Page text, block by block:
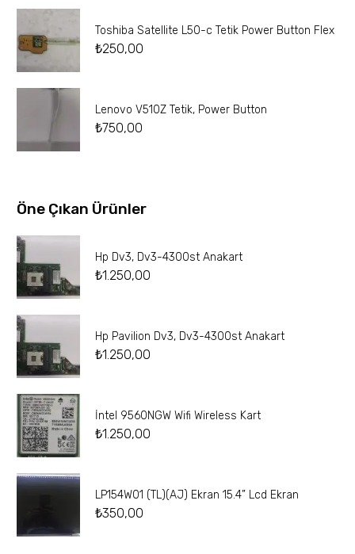
Toshiba Satellite L50-c Tetik Power Button Flex
₺250,00
Lenovo V510Z Tetik, Power Button
₺750,00
Öne Çıkan Ürünler
Hp Dv3, Dv3-4300st Anakart
₺1.250,00
Hp Pavilion Dv3, Dv3-4300st Anakart
₺1.250,00
İntel 9560NGW Wifi Wireless Kart
₺1.250,00
LP154W01 (TL)(AJ) Ekran 15.4” Lcd Ekran
₺350,00